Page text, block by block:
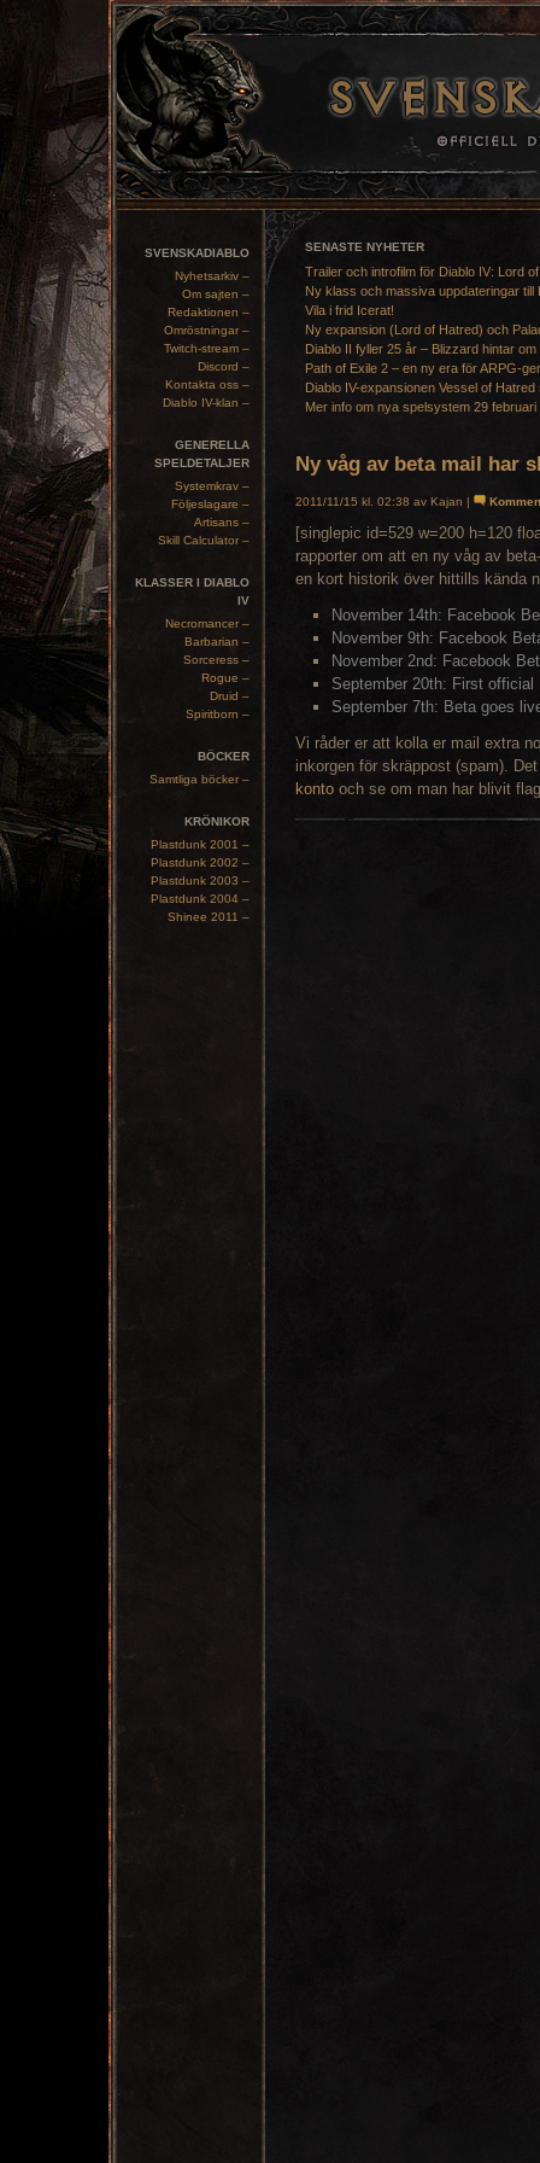
SVENSKADIABLO
Nyhetsarkiv –
Om sajten –
Redaktionen –
Omröstningar –
Twitch-stream –
Discord –
Kontakta oss –
Diablo IV-klan –
GENERELLA
SPELDETALJER
Systemkrav –
Följeslagare –
Artisans –
Skill Calculator –
KLASSER I DIABLO
IV
Necromancer –
Barbarian –
Sorceress –
Rogue –
Druid –
Spiritborn –
BÖCKER
Samtliga böcker –
KRÖNIKOR
Plastdunk 2001 –
Plastdunk 2002 –
Plastdunk 2003 –
Plastdunk 2004 –
Shinee 2011 –
SENASTE NYHETER
Trailer och introfilm för Diablo IV: Lord
Ny klass och massiva uppdateringar till
Vila i frid Icerat!
Ny expansion (Lord of Hatred) och
Diablo II fyller 25 år – Blizzard hintar om
Path of Exile 2 – en ny era för ARPG-
Diablo IV-expansionen Vessel of
Mer info om nya spelsystem 29 februari
Ny våg av beta mail har
2011/11/15 kl. 02:38 av Kajan |
[singlepic id=529 w=200 h=120
rapporter om att en ny våg av
en kort historik över hittills kända
November 14th: Facebook
November 9th: Facebook
November 2nd: Facebook
September 20th: First
September 7th: Beta goes
Vi råder er att kolla er mail extra
inkorgen för skräppost (spam).
konto och se om man har blivit